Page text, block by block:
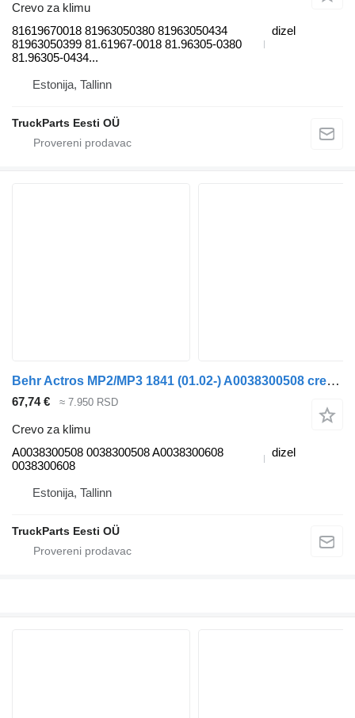
Crevo za klimu
81619670018 81963050380 81963050434
81963050399 81.61967-0018 81.96305-0380
81.96305-0434...
dizel
Estonija, Tallinn
TruckParts Eesti OÜ
Behr Actros MP2/MP3 1841 (01.02-) A0038300508 crevo za klimu za Mercedes-Benz Actros, Axor MP1, MP2, MP3 (1996-2014) tegljača
67,74 € ≈ 7.950 RSD
Crevo za klimu
A0038300508 0038300508 A0038300608
0038300608
dizel
Estonija, Tallinn
TruckParts Eesti OÜ